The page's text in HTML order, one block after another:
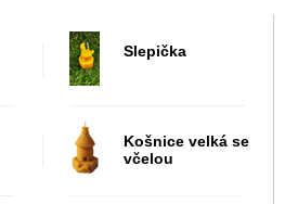
Slepička
Košnice velká se
včelou